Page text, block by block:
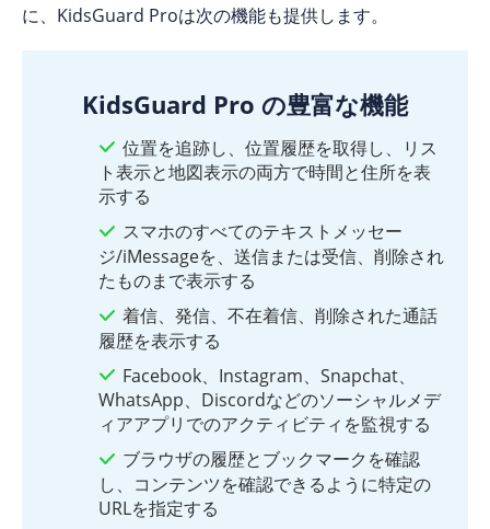
に、KidsGuard Proは次の機能も提供します。
KidsGuard Pro の豊富な機能
位置を追跡し、位置履歴を取得し、リス
ト表示と地図表示の両方で時間と住所を表
示する
スマホのすべてのテキストメッセー
ジ/iMessageを、送信または受信、削除され
たものまで表示する
着信、発信、不在着信、削除された通話
履歴を表示する
Facebook、Instagram、Snapchat、
WhatsApp、Discordなどのソーシャルメデ
ィアアプリでのアクティビティを監視する
ブラウザの履歴とブックマークを確認
し、コンテンツを確認できるように特定の
URLを指定する